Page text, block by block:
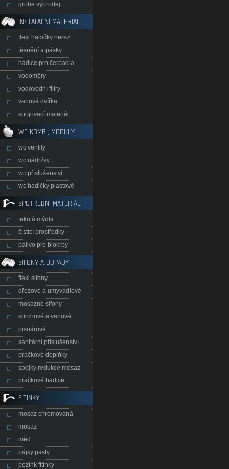
grohe výprodej
INSTALAČNÍ MATERIÁL
flexi hadičky nerez
těsnění a pásky
hadice pro čerpadla
vodoměry
vodovodní filtry
vanová dvířka
spojovací materiál
WC KOMBI, MODULY
wc ventily
wc nádržky
wc příslušenství
wc hadičky plastové
SPOTŘEBNÍ MATERIÁL
tekutá mýdla
čistící prostředky
palivo pro biokrby
SIFONY A ODPADY
flexi sifony
dřezové a umyvadlové
mosazné sifony
sprchové a vanové
pisoárové
sanitární příslušenství
pračkové doplňky
spojky redukce mosaz
pračkové hadice
FITINKY
mosaz chromovaná
mosaz
měď
pájky pasty
pozink fitinky